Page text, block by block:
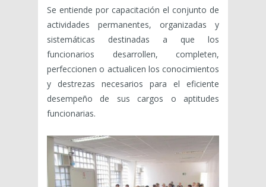
Se entiende por capacitación el conjunto de
actividades permanentes, organizadas y
sistemáticas destinadas a que los
funcionarios desarrollen, completen,
perfeccionen o actualicen los conocimientos
y destrezas necesarios para el eficiente
desempeño de sus cargos o aptitudes
funcionarias.